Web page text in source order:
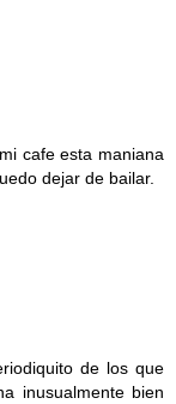
cafe esta maniana
dejar de bailar.
de los que
inusualmente bien